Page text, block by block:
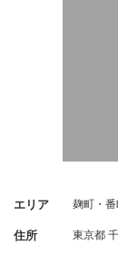
エリア 麹町・
住所 東京都